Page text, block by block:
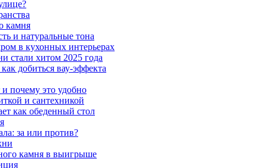
камня
и натуральные тона
в кухонных интерьерах
стали хитом 2025 года
добиться вау-эффекта
и почему это удобно
и сантехникой
как обеденный стол
за или против?
камня в выигрыше